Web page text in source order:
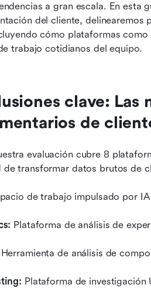
a gran escala. En esta
del cliente, delinearemos
cómo plataformas
trabajo cotidianos del equipo.
clave: Las
de
evaluación cubre 8
de transformar datos brutos de
de trabajo impulsado por
Plataforma de análisis de
Herramienta de análisis de
Plataforma de investigación